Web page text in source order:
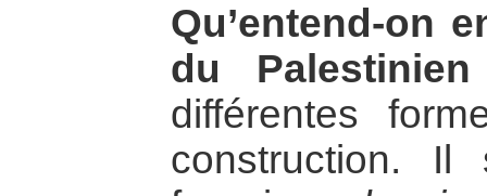
Qu’entend-on
du
différentes
construction. Il